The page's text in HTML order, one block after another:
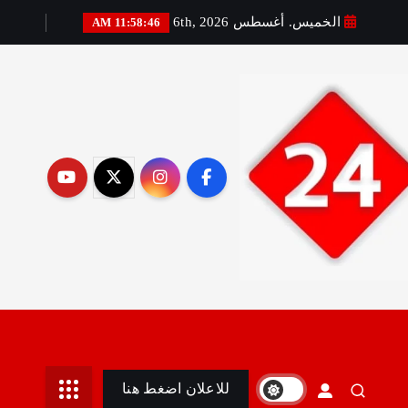
الخميس. أغسطس 6th, 2026 11:58:47 AM
أمين
للاعلان اضغط هنا